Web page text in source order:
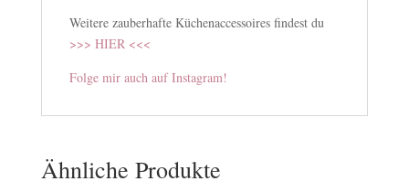
Weitere zauberhafte Küchenaccessoires findest du
>>> HIER <<<
Folge mir auch auf Instagram!
Ähnliche Produkte